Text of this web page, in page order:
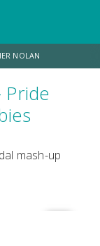
NOLAN
BATALON
Pride
mash-up